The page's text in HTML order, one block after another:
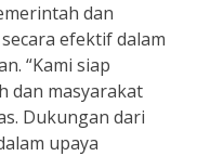
dan
efektif dalam
“Kami siap
dan masyarakat
Dukungan dari
upaya